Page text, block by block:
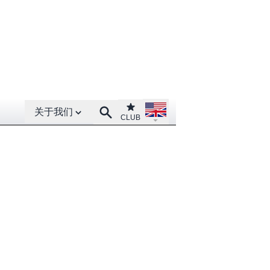
Open About menu
关于我们 SearchClub
CLUB
Open language menu